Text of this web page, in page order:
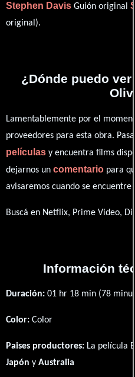
Stephen Davis Guión original
original).
¿Dónde puedo ver
Lamentablemente por el
proveedores para esta obra.
películas y encuentra films
dejarnos un comentario para
avisaremos cuando se encuentre
Buscá en Netflix, Prime Video,
Información
Duración: 01 hr 18 min (78
Color: Color
Paises productores: La película
Japón y Australia